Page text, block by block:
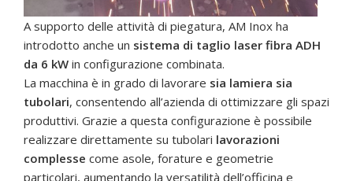
A supporto delle attività di piegatura, AM Inox ha
introdotto anche un sistema di taglio laser fibra ADH
da 6 kW in configurazione combinata.
La macchina è in grado di lavorare sia lamiera sia
tubolari, consentendo all’azienda di ottimizzare gli spazi
produttivi. Grazie a questa configurazione è possibile
realizzare direttamente su tubolari lavorazioni
complesse come asole, forature e geometrie
particolari, aumentando la versatilità dell’officina e